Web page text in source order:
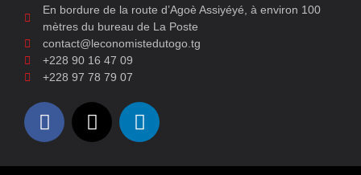
En bordure de la route d’Agoè Assiyéyé, à environ 100
mètres du bureau de La Poste
contact@leconomistedutogo.tg
+228 90 16 47 09
+228 97 78 79 07